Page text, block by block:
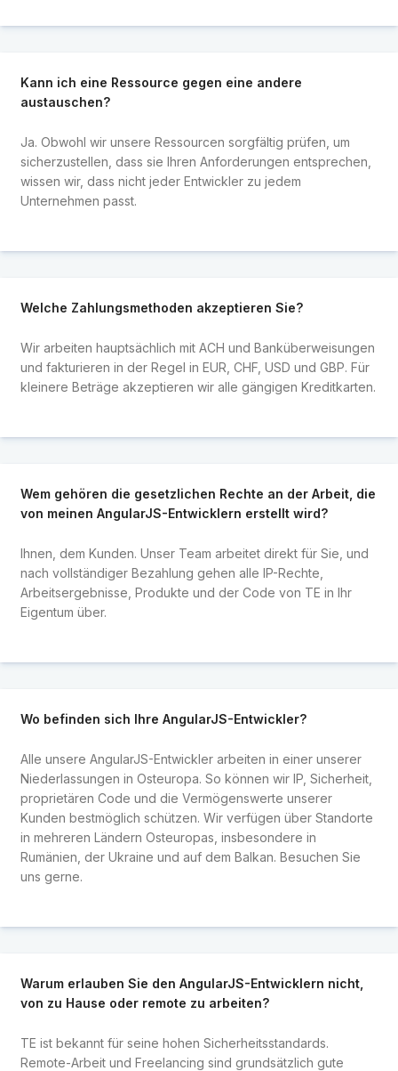
Kann ich eine Ressource gegen eine andere
austauschen?
Ja. Obwohl wir unsere Ressourcen sorgfältig prüfen, um
sicherzustellen, dass sie Ihren Anforderungen entsprechen,
wissen wir, dass nicht jeder Entwickler zu jedem
Unternehmen passt.
Welche Zahlungsmethoden akzeptieren Sie?
Wir arbeiten hauptsächlich mit ACH und Banküberweisungen
und fakturieren in der Regel in EUR, CHF, USD und GBP. Für
kleinere Beträge akzeptieren wir alle gängigen Kreditkarten.
Wem gehören die gesetzlichen Rechte an der Arbeit, die
von meinen AngularJS-Entwicklern erstellt wird?
Ihnen, dem Kunden. Unser Team arbeitet direkt für Sie, und
nach vollständiger Bezahlung gehen alle IP-Rechte,
Arbeitsergebnisse, Produkte und der Code von TE in Ihr
Eigentum über.
Wo befinden sich Ihre AngularJS-Entwickler?
Alle unsere AngularJS-Entwickler arbeiten in einer unserer
Niederlassungen in Osteuropa. So können wir IP, Sicherheit,
proprietären Code und die Vermögenswerte unserer
Kunden bestmöglich schützen. Wir verfügen über Standorte
in mehreren Ländern Osteuropas, insbesondere in
Rumänien, der Ukraine und auf dem Balkan. Besuchen Sie
uns gerne.
Warum erlauben Sie den AngularJS-Entwicklern nicht,
von zu Hause oder remote zu arbeiten?
TE ist bekannt für seine hohen Sicherheitsstandards.
Remote-Arbeit und Freelancing sind grundsätzlich gute